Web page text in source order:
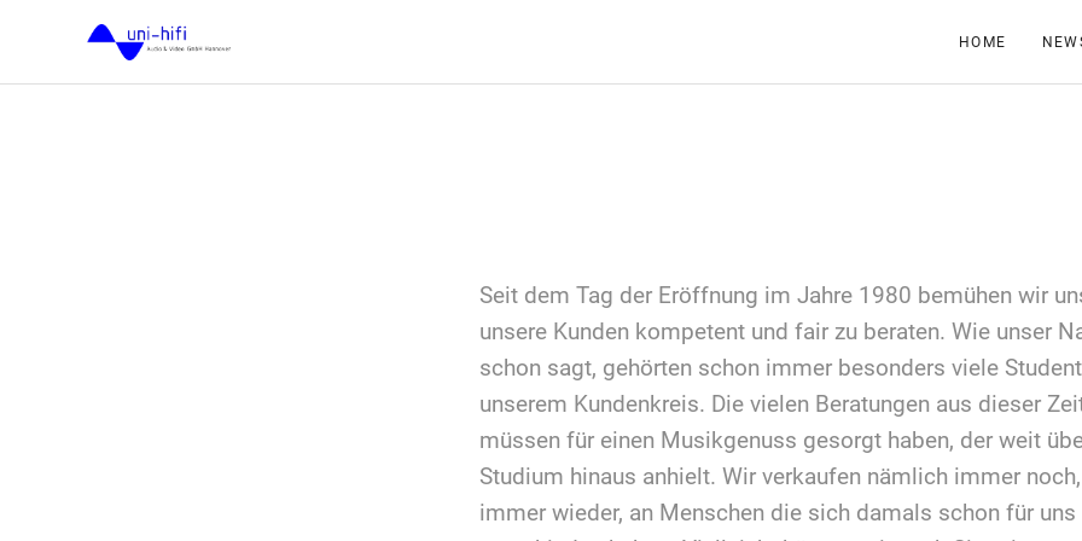
HOME
Seit dem Tag der Eröffnung im Jahre 1980 bemühen wir
unsere Kunden kompetent und fair zu beraten. Wie unser
schon sagt, gehörten schon immer besonders viele
unserem Kundenkreis. Die vielen Beratungen aus dieser
müssen für einen Musikgenuss gesorgt haben, der weit
Studium hinaus anhielt. Wir verkaufen nämlich immer
immer wieder, an Menschen die sich damals schon für uns